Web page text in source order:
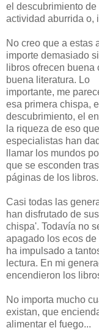
el descubrimiento
actividad aburrida o,
No creo que a estas
importe demasiado
libros ofrecen buena
buena literatura. Lo
importante, me
esa primera chispa,
descubrimiento, el
la riqueza de eso
especialistas han
llamar los mundos
que se esconden
páginas de los libros.
Casi todas las
han disfrutado de
chispa'. Todavía no
apagado los ecos
ha impulsado a
lectura. En mi
encendieron los
No importa mucho
existan, que
alimentar el fuego...